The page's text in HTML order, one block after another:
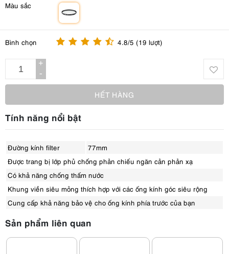
Màu sắc
Bình chọn 4.8/5 (19 lượt)
+
-
HẾT HÀNG
Tính năng nổi bật
Đường kính filter
77mm
Được trang bị lớp phủ chống phản chiếu ngăn cản phản xạ
Có khả năng chống thấm nước
Khung viền siêu mỏng thích hợp với các ống kính góc siêu rộng
Cung cấp khả năng bảo vệ cho ống kính phía trước của bạn
Sản phẩm liên quan